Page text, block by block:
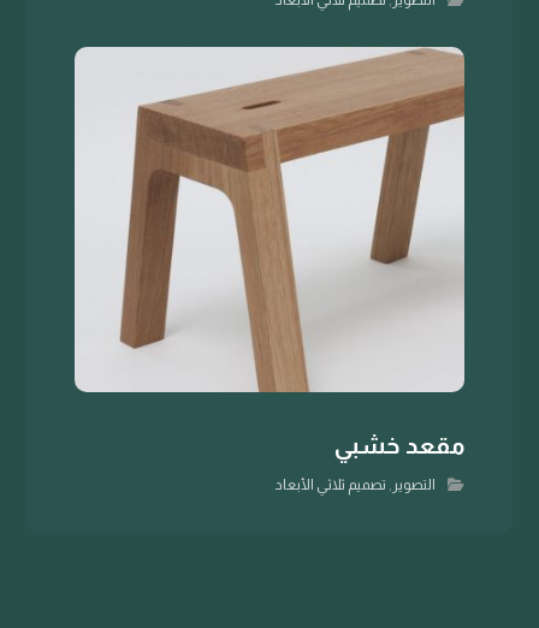
مقعد خشبي
التصوير , تصميم ثلاثي الأبعاد